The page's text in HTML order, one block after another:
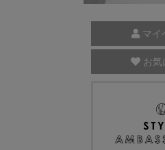
マイ
お気